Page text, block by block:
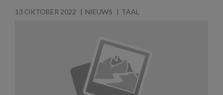
13 OKTOBER 2022 NIEUWS TAAL